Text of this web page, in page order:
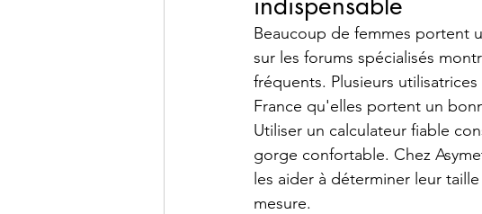
Beaucoup de femmes portent
sur les forums spécialisés
fréquents. Plusieurs
France qu'elles portent un
Utiliser un calculateur fiable
gorge confortable. Chez
les aider à déterminer leur
mesure.